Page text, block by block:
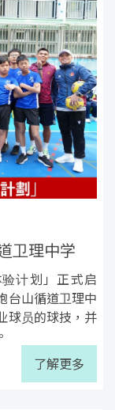
卫理中学
计划」正式启
台山循道卫理中
球员的球技，并
了解更多